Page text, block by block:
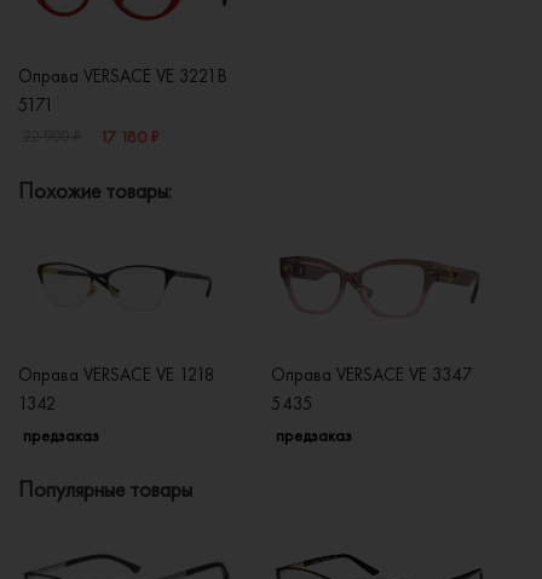
Оправа VERSACE VE 3221B
5171
17 180 ₽
Похожие товары:
Оправа VERSACE VE 1218
1342
предзаказ
Оправа VERSACE VE 3347
5435
предзаказ
Популярные товары